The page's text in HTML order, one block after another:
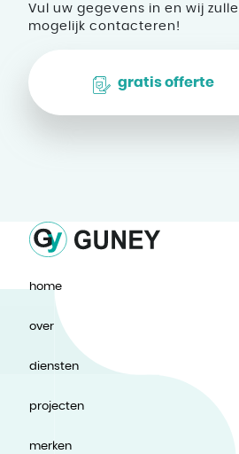
Vul uw gegevens in en wij
mogelijk contacteren!
gratis offerte
home
over
diensten
projecten
merken